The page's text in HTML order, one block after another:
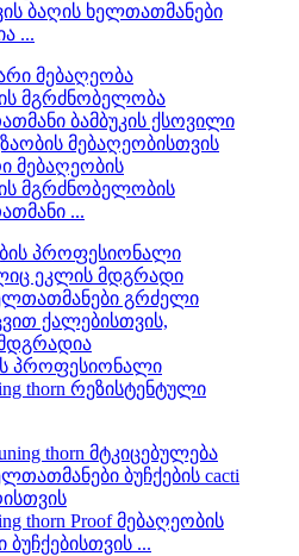
ბაღის ხელთათმანები
...
მებაღეობის
მგრძნობელობის
...
პროფესიონალი
thorn რეზისტენტული
thorn Proof მებაღეობის
...